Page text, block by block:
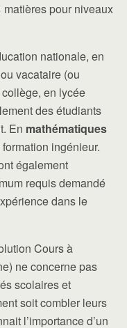
pour niveaux
nationale, en
vacataire (ou
en lycée
des étudiants
En mathématiques
ingénieur.
également
requis demandé
dans le
Cours à
ne concerne pas
scolaires et
soit combler leurs
l’importance d’un